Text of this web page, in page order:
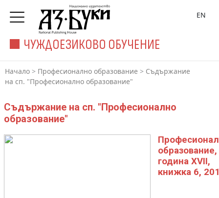
ЧУЖДОЕЗИКОВО ОБУЧЕНИЕ
EN
Начало > Професионално образование > Съдържание
на сп. "Професионално образование"
Съдържание на сп. "Професионално
образование"
образование,
година XVII,
книжка 6,